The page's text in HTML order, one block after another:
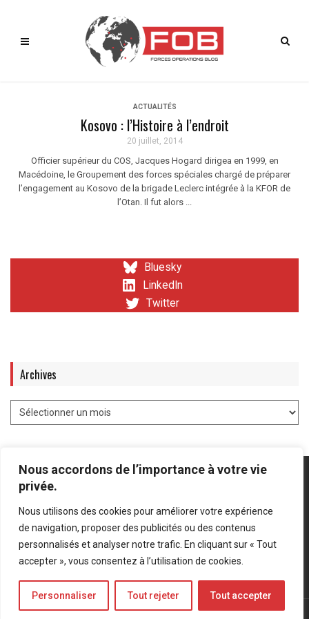
Nous accordons de l’importance à votre vie
privée.
Nous utilisons des cookies pour améliorer votre expérience
de navigation, proposer des publicités ou des contenus
personnalisés et analyser notre trafic. En cliquant sur « Tout
accepter », vous consentez à l’utilisation de cookies.
Personnaliser Tout rejeter Tout accepter
ACTUALITÉS
Kosovo : l’Histoire à l’endroit
20 juillet, 2014
Officier supérieur du COS, Jacques Hogard dirigea en 1999, en
Macédoine, le Groupement des forces spéciales chargé de préparer
l’engagement au Kosovo de la brigade Leclerc intégrée à la KFOR de
l’Otan. Il fut alors ...
Bluesky
LinkedIn
Twitter
Archives
Mentions légales Politique de confidentialité
Bluesky
LinkedIn
Twitter
© Forces Operations Blog - 2022